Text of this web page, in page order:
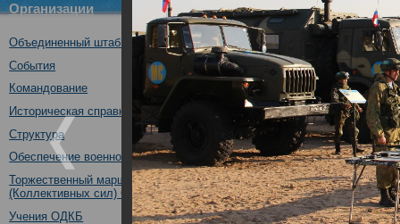
Организации
ОДКБ
Объединенный штаб ОДКБ
События
Командование
Историческая справка
Структура
Обеспечение военной безопасности
Торжественный марш Войск
(Коллективных сил) ОДКБ
Учения ОДКБ
Открытие совместного
16.10.2017